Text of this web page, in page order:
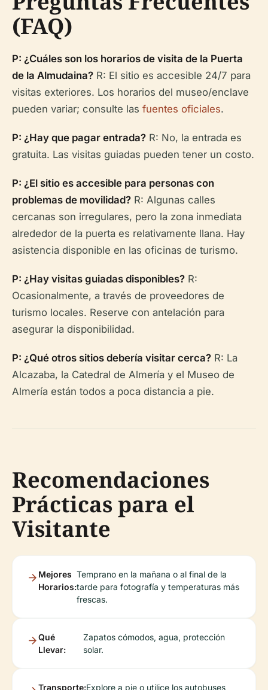
(FAQ)
P: ¿Cuáles son los horarios de visita de la Puerta
de la Almudaina? R: El sitio es accesible 24/7 para
visitas exteriores. Los horarios del museo/enclave
pueden variar; consulte las fuentes oficiales.
P: ¿Hay que pagar entrada? R: No, la entrada es
gratuita. Las visitas guiadas pueden tener un costo.
P: ¿El sitio es accesible para personas con
problemas de movilidad? R: Algunas calles
cercanas son irregulares, pero la zona inmediata
alrededor de la puerta es relativamente llana. Hay
asistencia disponible en las oficinas de turismo.
P: ¿Hay visitas guiadas disponibles? R:
Ocasionalmente, a través de proveedores de
turismo locales. Reserve con antelación para
asegurar la disponibilidad.
P: ¿Qué otros sitios debería visitar cerca? R: La
Alcazaba, la Catedral de Almería y el Museo de
Almería están todos a poca distancia a pie.
Recomendaciones
Prácticas para el
Visitante
Mejores
Horarios:
Temprano en la mañana o al final de la
tarde para fotografía y temperaturas más
frescas.
Qué
Llevar:
Zapatos cómodos, agua, protección
solar.
Transporte:Explore a pie o utilice los autobuses